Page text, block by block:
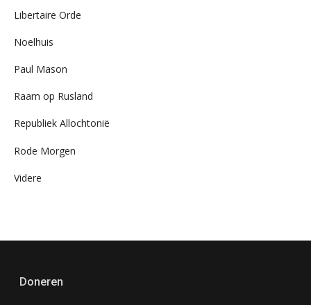
Libertaire Orde
Noelhuis
Paul Mason
Raam op Rusland
Republiek Allochtonië
Rode Morgen
Videre
Doneren